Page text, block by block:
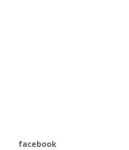
facebook